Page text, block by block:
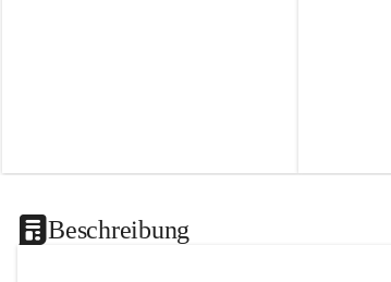
Beschreibung